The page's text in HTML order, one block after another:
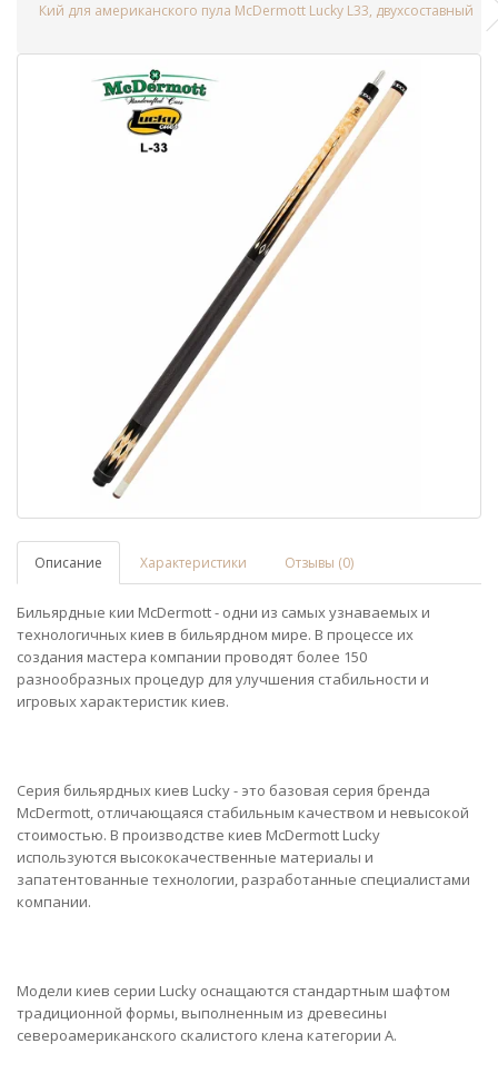
Кий для американского пула McDermott Lucky L33, двухсоставный
Описание Характеристики Отзывы (0)
Бильярдные кии McDermott - одни из самых узнаваемых и
технологичных киев в бильярдном мире. В процессе их
создания мастера компании проводят более 150
разнообразных процедур для улучшения стабильности и
игровых характеристик киев.
Серия бильярдных киев Lucky - это базовая серия бренда
McDermott, отличающаяся стабильным качеством и невысокой
стоимостью. В производстве киев McDermott Lucky
используются высококачественные материалы и
запатентованные технологии, разработанные специалистами
компании.
Модели киев серии Lucky оснащаются стандартным шафтом
традиционной формы, выполненным из древесины
североамериканского скалистого клена категории А.